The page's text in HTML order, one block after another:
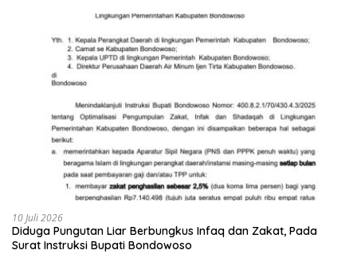
10 Juli 2026
Diduga Pungutan Liar Berbungkus Infaq dan Zakat, Pada
Surat Instruksi Bupati Bondowoso